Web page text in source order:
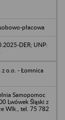
płacowa
DER; UNP:
z o.o. - Łomnica
Samopomoc
Lwówek Śląski z
Wlk., tel. 75 782